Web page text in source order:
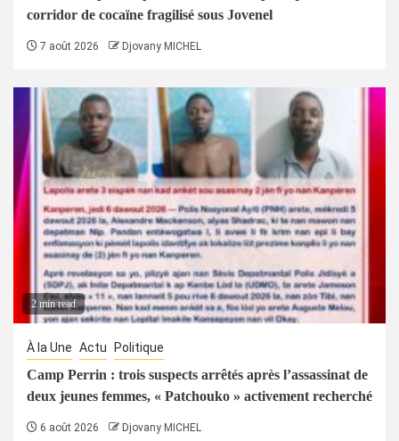
corridor de cocaïne fragilisé sous Jovenel
7 août 2026 Djovany MICHEL
2 min read
À la Une Actu Politique
Camp Perrin : trois suspects arrêtés après l’assassinat de
deux jeunes femmes, « Patchouko » activement recherché
6 août 2026 Djovany MICHEL